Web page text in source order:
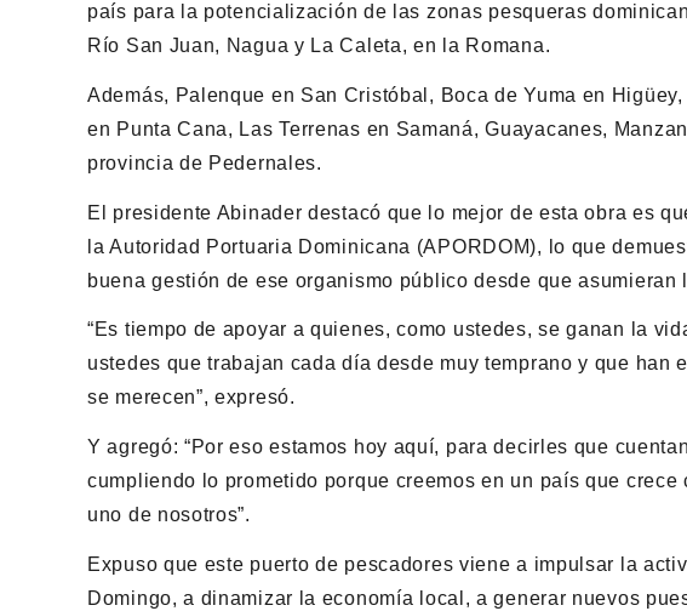
país para la potencialización de las zonas pesqueras
Río San Juan, Nagua y La Caleta, en la Romana.
Además, Palenque en San Cristóbal, Boca de Yuma en
en Punta Cana, Las Terrenas en Samaná, Guayacanes,
provincia de Pedernales.
El presidente Abinader destacó que lo mejor de esta obra es
la Autoridad Portuaria Dominicana (APORDOM), lo que
buena gestión de ese organismo público desde que
“Es tiempo de apoyar a quienes, como ustedes, se ganan la
ustedes que trabajan cada día desde muy temprano y que han
se merecen”, expresó.
Y agregó: “Por eso estamos hoy aquí, para decirles que
cumpliendo lo prometido porque creemos en un país que
uno de nosotros”.
Expuso que este puerto de pescadores viene a impulsar la
Domingo, a dinamizar la economía local, a generar nuevos